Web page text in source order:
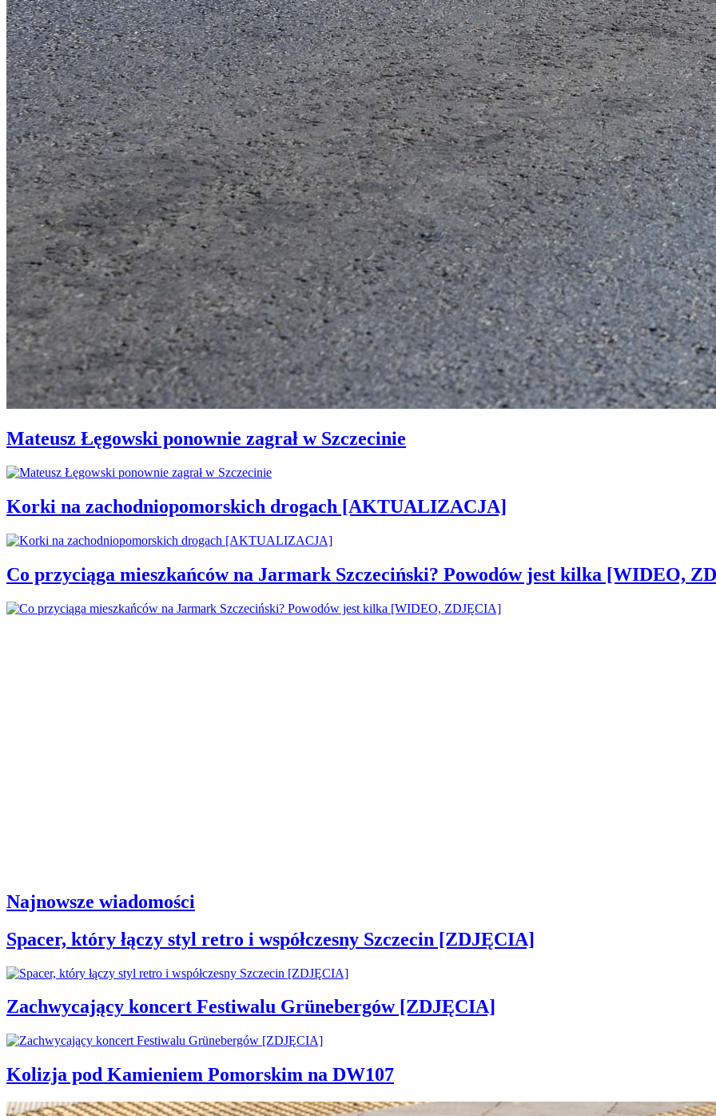
Mateusz Łęgowski ponownie zagrał w Szczecinie
Korki na zachodniopomorskich drogach [AKTUALIZACJA]
Co przyciąga mieszkańców na Jarmark Szczeciński? Powodów jest kilka [WIDEO,
Najnowsze wiadomości
Spacer, który łączy styl retro i współczesny Szczecin [ZDJĘCIA]
Zachwycający koncert Festiwalu Grünebergów [ZDJĘCIA]
Kolizja pod Kamieniem Pomorskim na DW107